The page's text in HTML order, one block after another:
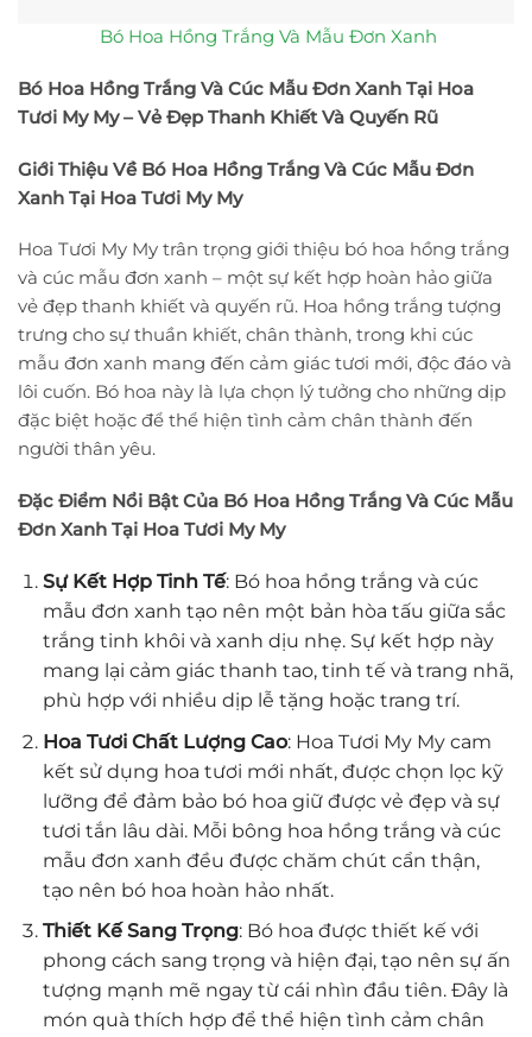
Bó Hoa Hồng Trắng Và Mẫu Đơn Xanh
Bó Hoa Hồng Trắng Và Cúc Mẫu Đơn Xanh Tại Hoa
Tươi My My – Vẻ Đẹp Thanh Khiết Và Quyến Rũ
Giới Thiệu Về Bó Hoa Hồng Trắng Và Cúc Mẫu Đơn
Xanh Tại Hoa Tươi My My
Hoa Tươi My My trân trọng giới thiệu bó hoa hồng trắng
và cúc mẫu đơn xanh – một sự kết hợp hoàn hảo giữa
vẻ đẹp thanh khiết và quyến rũ. Hoa hồng trắng tượng
trưng cho sự thuần khiết, chân thành, trong khi cúc
mẫu đơn xanh mang đến cảm giác tươi mới, độc đáo và
lôi cuốn. Bó hoa này là lựa chọn lý tưởng cho những dịp
đặc biệt hoặc để thể hiện tình cảm chân thành đến
người thân yêu.
Đặc Điểm Nổi Bật Của Bó Hoa Hồng Trắng Và Cúc Mẫu
Đơn Xanh Tại Hoa Tươi My My
Sự Kết Hợp Tinh Tế: Bó hoa hồng trắng và cúc
mẫu đơn xanh tạo nên một bản hòa tấu giữa sắc
trắng tinh khôi và xanh dịu nhẹ. Sự kết hợp này
mang lại cảm giác thanh tao, tinh tế và trang nhã,
phù hợp với nhiều dịp lễ tặng hoặc trang trí.
Hoa Tươi Chất Lượng Cao: Hoa Tươi My My cam
kết sử dụng hoa tươi mới nhất, được chọn lọc kỹ
lưỡng để đảm bảo bó hoa giữ được vẻ đẹp và sự
tươi tắn lâu dài. Mỗi bông hoa hồng trắng và cúc
mẫu đơn xanh đều được chăm chút cẩn thận,
tạo nên bó hoa hoàn hảo nhất.
Thiết Kế Sang Trọng: Bó hoa được thiết kế với
phong cách sang trọng và hiện đại, tạo nên sự ấn
tượng mạnh mẽ ngay từ cái nhìn đầu tiên. Đây là
món quà thích hợp để thể hiện tình cảm chân